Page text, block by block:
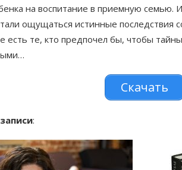
на воспитание в приемную семью.
ощущаться истинные последствия
есть те, кто предпочел бы, чтобы
Скачать
: